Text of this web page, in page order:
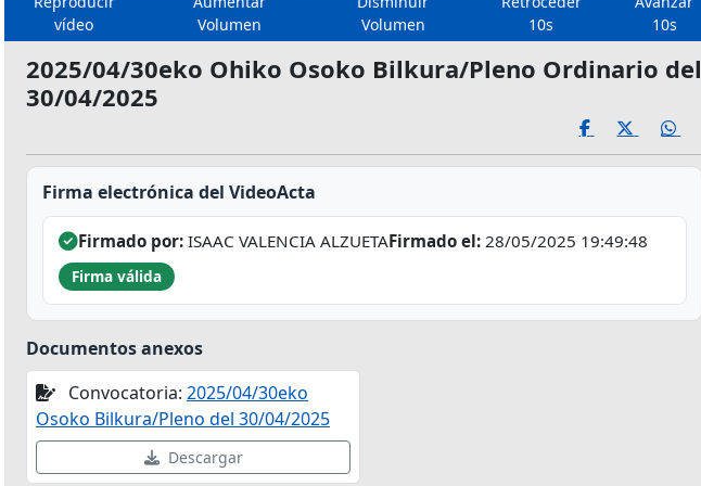
vídeo
Volumen
Volumen
10s
10s
2025/04/30eko Ohiko Osoko Bilkura/Pleno Ordinario del
30/04/2025
Firma electrónica del VideoActa
Firmado por: ISAAC VALENCIA ALZUETAFirmado el: 28/05/2025 19:49:48
Firma válida
Documentos anexos
Convocatoria: 2025/04/30eko
Osoko Bilkura/Pleno del 30/04/2025
Descargar